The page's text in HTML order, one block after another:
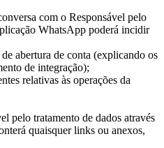
com o Responsável pelo
WhatsApp poderá incidir
abertura de conta (explicando os
de integração);
relativas às operações da
pelo tratamento de dados através
quaisquer links ou anexos,